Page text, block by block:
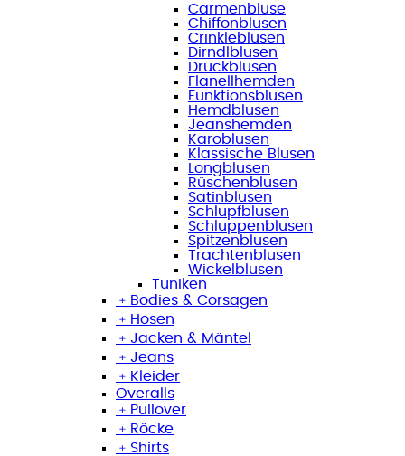
Carmenbluse
Chiffonblusen
Crinkleblusen
Dirndlblusen
Druckblusen
Flanellhemden
Funktionsblusen
Hemdblusen
Jeanshemden
Karoblusen
Klassische Blusen
Longblusen
Rüschenblusen
Satinblusen
Schlupfblusen
Schluppenblusen
Spitzenblusen
Trachtenblusen
Wickelblusen
Tuniken
﹢ Bodies & Corsagen
﹢ Hosen
﹢ Jacken & Mäntel
﹢ Jeans
﹢ Kleider
Overalls
﹢ Pullover
﹢ Röcke
﹢ Shirts